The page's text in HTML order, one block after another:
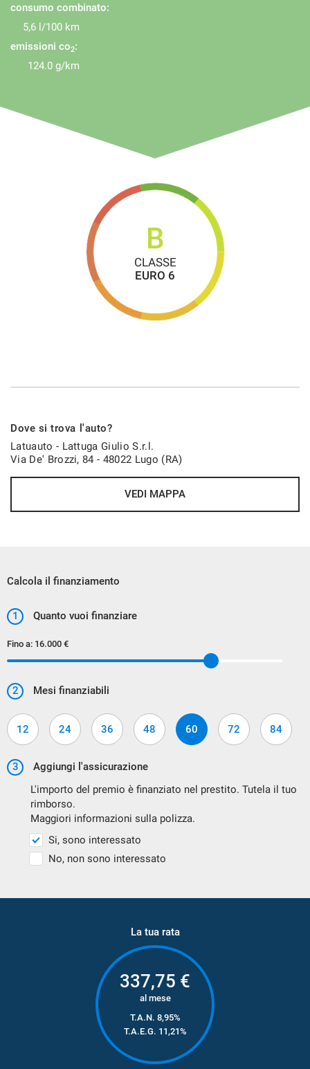
consumo combinato:
5,6 l/100 km
emissioni co2:
124.0 g/km
B
CLASSE
EURO 6
Dove si trova l'auto?
Latuauto - Lattuga Giulio S.r.l.
Via De' Brozzi, 84 - 48022 Lugo (RA)
VEDI MAPPA
Calcola il finanziamento
1 Quanto vuoi finanziare
Fino a: 16.000 €
2 Mesi finanziabili
12 24 36 48 60 72 84
3
Aggiungi l'assicurazione
L'importo del premio è finanziato nel prestito. Tutela il tuo
rimborso.
Maggiori informazioni sulla polizza.
Si, sono interessato
No, non sono interessato
La tua rata
337,75 €
al mese
T.A.N. 8,95%
T.A.E.G. 11,21%